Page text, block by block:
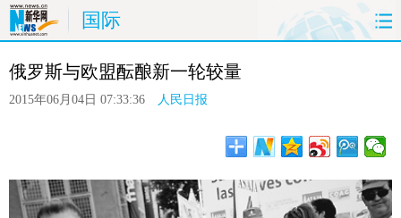
国际
财经 法治 社会
俄罗斯与欧盟酝酿新一轮较量
2015年06月04日 07:33:36 人民日报